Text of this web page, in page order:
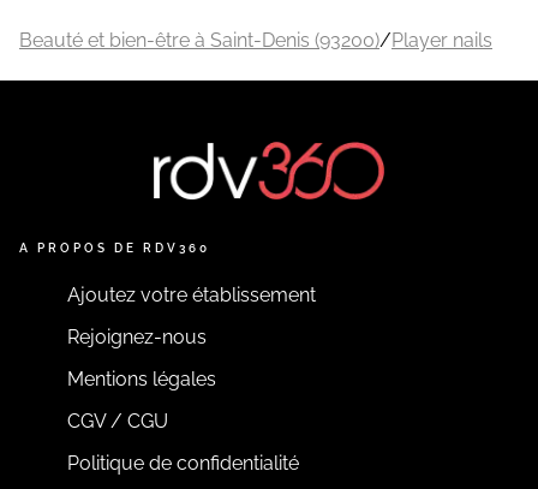
Beauté et bien-être à Saint-Denis (93200)/Player nails
A PROPOS DE RDV360
Ajoutez votre établissement
Rejoignez-nous
Mentions légales
CGV / CGU
Politique de confidentialité